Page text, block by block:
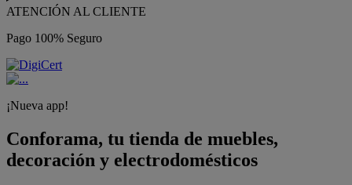
ATENCIÓN AL CLIENTE
Pago 100% Seguro
¡Nueva app!
Conforama, tu tienda de muebles,
decoración y electrodomésticos